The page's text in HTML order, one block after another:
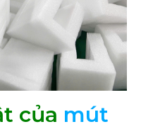
của mút